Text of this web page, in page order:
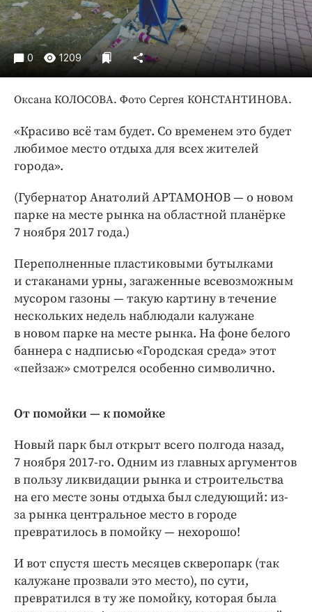
Происшествия
Спорт
Экономика и бизнес
ПРОЕКТЫ
Блоги
Издания
Медиаперсона
Интересное чтиво
Бренд года
Работодатель года
0 1209
Оксана КОЛОСОВА. Фото Сергея КОНСТАНТИНОВА.
«Красиво всё там будет. Со временем это будет
любимое место отдыха для всех жителей
города».
(Губернатор Анатолий АРТАМОНОВ — ​о новом
парке на месте рынка на областной планёрке
7 ноября 2017 года.)
Переполненные пластиковыми бутылками
и стаканами урны, загаженные всевозможным
мусором газоны — ​такую картину в течение
нескольких недель наблюдали калужане
в новом парке на месте рынка. На фоне белого
баннера с надписью «Городская среда» этот
«пейзаж» смотрелся особенно символично.
От помойки — ​к помойке
Новый парк был открыт всего полгода назад,
7 ноября 2017-го. Одним из главных аргументов
в пользу ликвидации рынка и строительства
на его месте зоны отдыха был следующий: из-
за рынка центральное место в городе
превратилось в помойку — ​нехорошо!
И вот спустя шесть месяцев скверопарк (так
калужане прозвали это место), по сути,
превратился в ту же помойку, которая была